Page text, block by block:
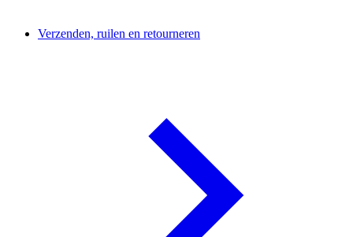
Verzenden, ruilen en retourneren